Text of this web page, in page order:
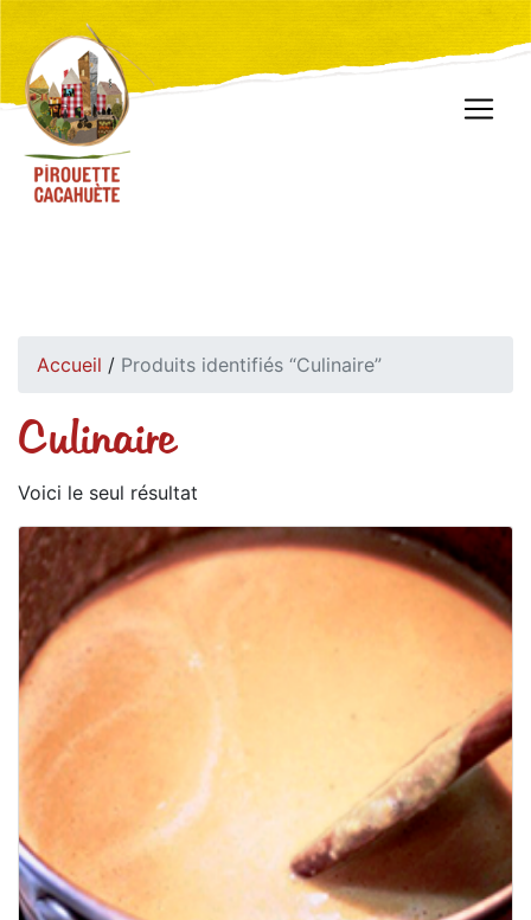
Accueil / Produits identifiés “Culinaire”
Culinaire
Voici le seul résultat